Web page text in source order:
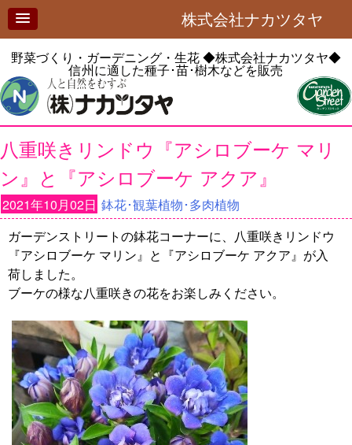
株式会社ナカツタヤ
野菜づくり・ガーデニング・生花◆株式会社ナカツタヤ◆
信州に適した種子･苗･樹木などを販売
八重咲きリンドウ『アシロブーケ マリ
ン』と『アシロブーケ アクア』
2021年10月02日 鉢花･観葉植物･多肉植物
ガーデンストリートの鉢花コーナーに、八重咲きリンドウ
『アシロブーケ マリン』と『アシロブーケ アクア』が入
荷しました。
ブーケの様な八重咲きの花をお楽しみください。